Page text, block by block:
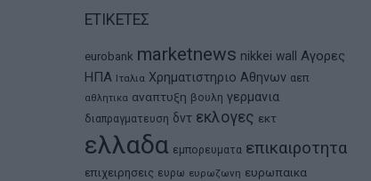
ΕΤΙΚΕΤΕΣ
eurobank marketnews nikkei wall
Αγορες
ΗΠΑ Ιταλια Χρηματιστηριο Αθηνων αεπ
αθλητικα αναπτυξη βουλη γερμανια
διαπραγματευση δντ εκλογες εκτ
ελλαδα εμπορευματα επικαιροτητα
επιχειρησεις ευρω ευρωζωνη ευρωπαικα